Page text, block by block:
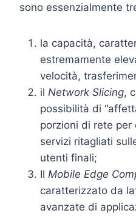
sono essenzialmente
la capacità,
estremamente
velocità,
il Network Slicing,
possibilità di
porzioni di rete
servizi ritagliati
utenti finali;
Il Mobile Edge
caratterizzato da
avanzate di